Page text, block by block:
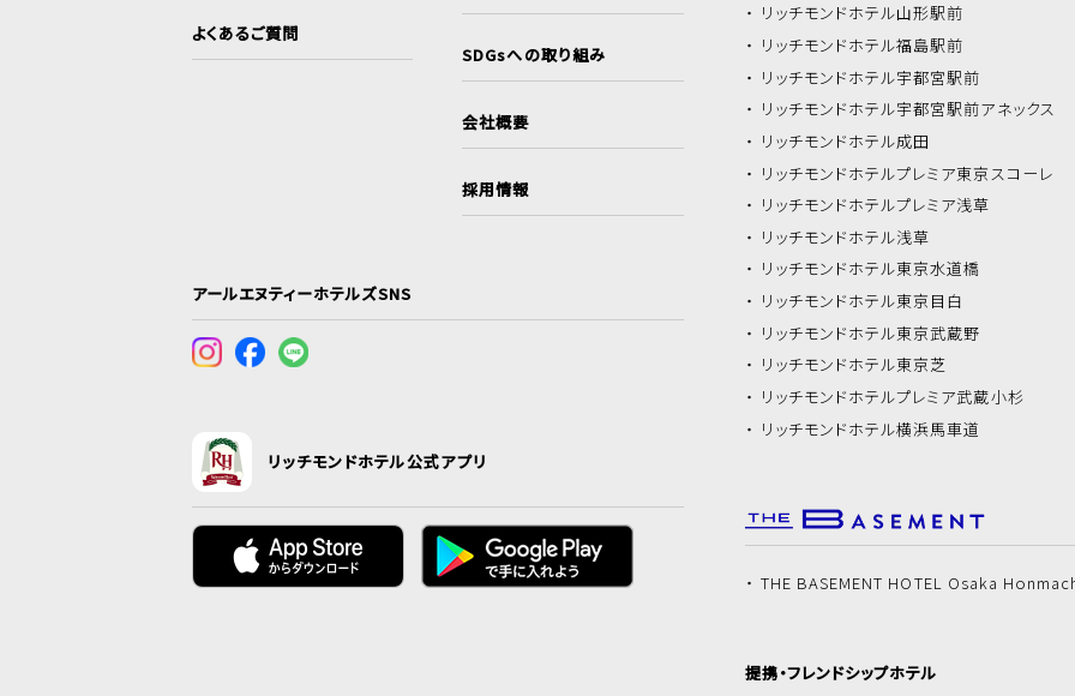
よくあるご質問
SDGsへの取り組み
会社概要
採用情報
アールエヌティーホテルズSNS
リッチモンドホテル公式アプリ
リッチモンドホテル山形駅前
リッチモンドホテル福島駅前
リッチモンドホテル宇都宮駅前
リッチモンドホテル宇都宮駅前アネックス
リッチモンドホテル成田
リッチモンドホテルプレミア東京スコーレ
リッチモンドホテルプレミア浅草
リッチモンドホテル浅草
リッチモンドホテル東京水道橋
リッチモンドホテル東京目白
リッチモンドホテル東京武蔵野
リッチモンドホテル東京芝
リッチモンドホテルプレミア武蔵小杉
リッチモンドホテル横浜馬車道
THE BASEMENT HOTEL Osaka
提携・フレンドシップホテル